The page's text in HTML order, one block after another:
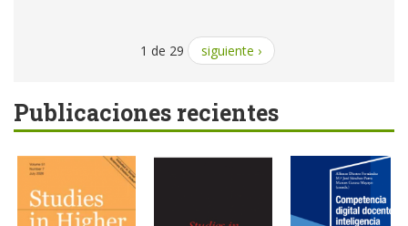
1 de 29 siguiente ›
Publicaciones recientes